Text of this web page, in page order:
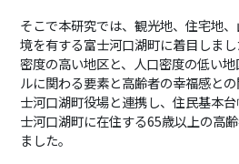
そこで本研究では、観光地、住宅地
境を有する富士河口湖町に着目しま
密度の高い地区と、人口密度の低い
ルに関わる要素と高齢者の幸福感と
士河口湖町役場と連携し、住民基本
士河口湖町に在住する65歳以上の高
ました。